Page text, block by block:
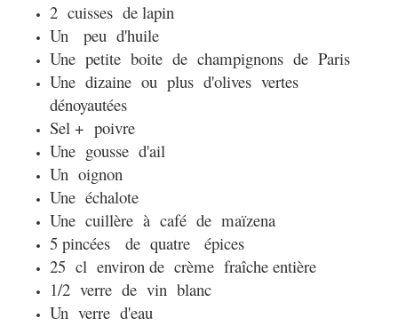
2 cuisses de lapin
Un peu d'huile
Une petite boite de champignons de Paris
Une dizaine ou plus d'olives vertes
dénoyautées
Sel + poivre
Une gousse d'ail
Un oignon
Une échalote
Une cuillère à café de maïzena
5 pincées de quatre épices
25 cl environ de crème fraîche entière
1/2 verre de vin blanc
Un verre d'eau